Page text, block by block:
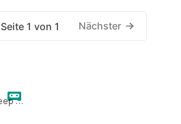
Seite 1 von 1 Nächster